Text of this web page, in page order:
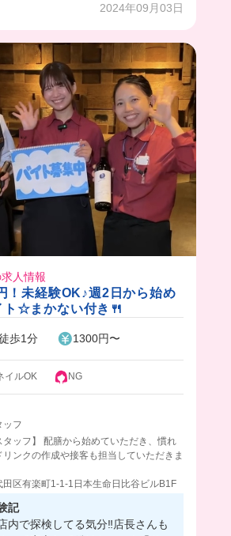
2024年09月03日
人情報
！未経験OK♪週2日から始め
ト☆まかない付き🍴
歩1分 1300円〜
イルOK NG
ッフ
タッフ】 配膳から始めていただき、慣れ
リンクの作成や接客も担当していただきま
田区有楽町1-1-1日本生命日比谷ビルB1F
記
内で探検してる気分‼️店長さんも